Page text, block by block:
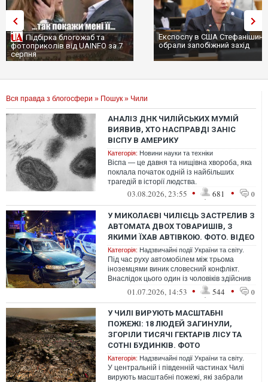
Підбірка блогожаб та
фотоприколів від UAINFO за 7
серпня
Експослу в США
обрали запобіжний захід
Вся правда з блогосфери » Пошук » Чили
АНАЛІЗ ДНК ЧИЛІЙСЬКИХ МУМІЙ
ВИЯВИВ, ХТО НАСПРАВДІ ЗАНІС
ВІСПУ В АМЕРИКУ
Категорія: Новини науки та техніки
Віспа — це давня та нищівна хвороба, яка
поклала початок одній із найбільших
трагедій в історії людства.
03.08.2026, 23:55 • 681 • 0
У МИКОЛАЄВІ ЧИЛІЄЦЬ ЗАСТРЕЛИВ З
АВТОМАТА ДВОХ ТОВАРИШІВ, З
ЯКИМИ ЇХАВ АВТІВКОЮ. ФОТО. ВІДЕО
Категорія: Надзвичайні події України та світу.
Під час руху автомобілем між трьома
іноземцями виник словесний конфлікт.
Внаслідок цього один із чоловіків здійснив
постріли у пасажира та водія. Від ...
01.07.2026, 14:53 • 544 • 0
У ЧИЛІ ВИРУЮТЬ МАСШТАБНІ
ПОЖЕЖІ: 18 ЛЮДЕЙ ЗАГИНУЛИ,
ЗГОРІЛИ ТИСЯЧІ ГЕКТАРІВ ЛІСУ ТА
СОТНІ БУДИНКІВ. ФОТО
Категорія: Надзвичайні події України та світу.
У центральній і південній частинах Чилі
вирують масштабні пожежі, які забрали